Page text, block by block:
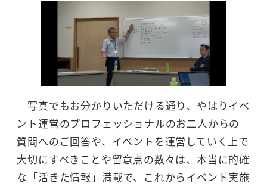
写真でもお分かりいただける通り、やはりイベ
ント運営のプロフェッショナルのお二人からの
質問へのご回答や、イベントを運営していく上で
大切にすべきことや留意点の数々は、本当に的確
な「活きた情報」満載で、これからイベント実施